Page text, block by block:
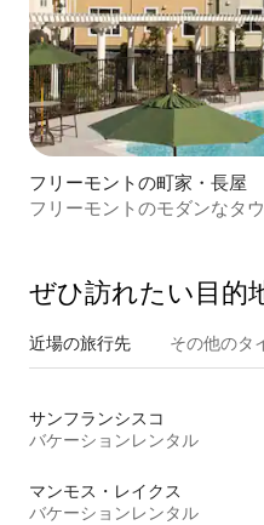
フリーモントの町家・長屋
フリーモントのモダンなタ
ぜひ訪⁠れ⁠た⁠い目⁠的⁠
近場の旅行先 その他のタ⁠
サンフランシスコ
バケーションレンタル
マンモス・レイクス
バケーションレンタル